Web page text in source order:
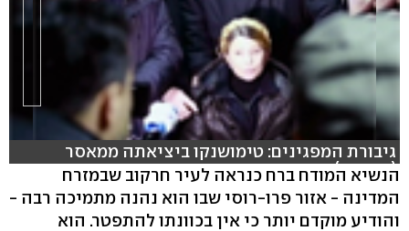
גיבורת המפגינים: טימושנקו ביציאתה ממאסר
(רויטרס)
הנשיא המודח ברח כנראה לעיר חרקוב שבמזרח
המדינה - אזור פרו-רוסי שבו הוא נהנה מתמיכה רבה -
והודיע מוקדם יותר כי אין בכוונתו להתפטר. הוא